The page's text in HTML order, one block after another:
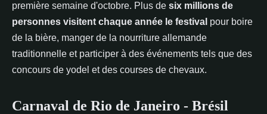
première semaine d'octobre. Plus de six millions de
personnes visitent chaque année le festival pour boire
de la bière, manger de la nourriture allemande
traditionnelle et participer à des événements tels que des
concours de yodel et des courses de chevaux.
Carnaval de Rio de Janeiro - Brésil